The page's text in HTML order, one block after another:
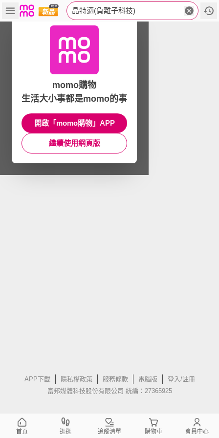
晶特適(負離子科技)
APP下載 隱私權政策 服務條款 電腦版
登入/註冊
富邦媒體科技股份有限公司 統編：27365925
momo購物
生活大小事都是momo的事
開啟「momo購物」APP
繼續使用網頁版
首頁 逛逛 追蹤清單 購物車 會員中心